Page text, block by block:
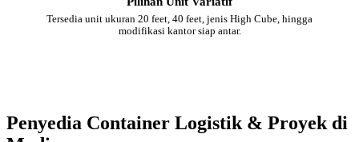
Tersedia unit ukuran 20 feet, 40 feet, jenis High Cube, hingga
modifikasi kantor siap antar.
Penyedia Container Logistik & Proyek di